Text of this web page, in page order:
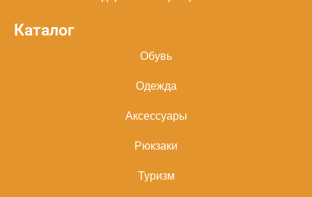
Каталог
Обувь
Одежда
Аксессуары
Рюкзаки
Туризм